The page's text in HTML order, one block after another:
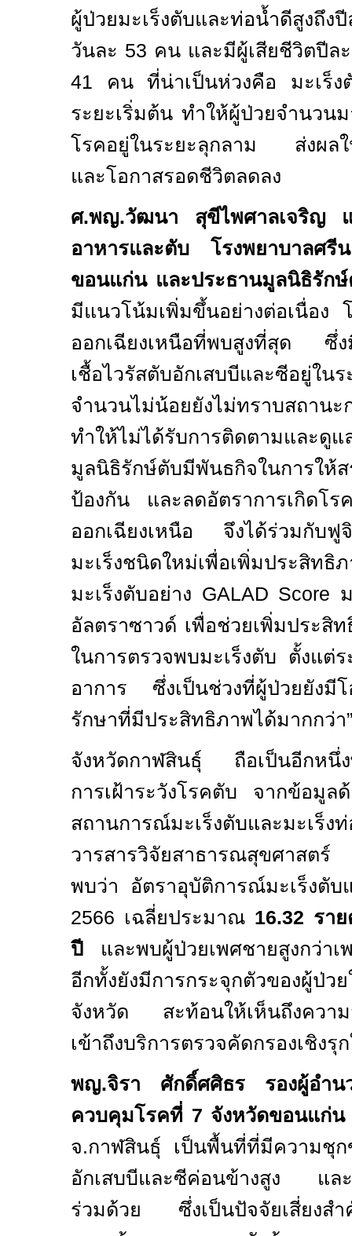
ผู้ป่วยมะเร็งตับและท่อน้ำดีสูงถึง
วันละ 53 คน และมีผู้เสียชีวิตปีล
41 คน ที่น่าเป็นห่วงคือ มะเร็ง
ระยะเริ่มต้น ทำให้ผู้ป่วยจำนวน
โรคอยู่ในระยะลุกลาม ส่งผลใ
และโอกาสรอดชีวิตลดลง
ศ.พญ.วัฒนา สุขีไพศาลเจริญ แ
อาหารและตับ โรงพยาบาลศ
ขอนแก่น และประธานมูลนิธิรัก
มีแนวโน้มเพิ่มขึ้นอย่างต่อเนื่อง
ออกเฉียงเหนือที่พบสูงที่สุด ซึ่ง
เชื้อไวรัสตับอักเสบบีและซีอยู่
จำนวนไม่น้อยยังไม่ทราบสถานะ
ทำให้ไม่ได้รับการติดตามและดูแ
มูลนิธิรักษ์ตับมีพันธกิจในการให้
ป้องกัน และลดอัตราการเกิดโร
ออกเฉียงเหนือ จึงได้ร่วมกับฟู
มะเร็งชนิดใหม่เพื่อเพิ่มประสิทธิ
มะเร็งตับอย่าง GALAD Score
อัลตราซาวด์ เพื่อช่วยเพิ่มประสิ
ในการตรวจพบมะเร็งตับ ตั้งแต่
อาการ ซึ่งเป็นช่วงที่ผู้ป่วยยังมีโ
รักษาที่มีประสิทธิภาพได้มากกว่า”
จังหวัดกาฬสินธุ์ ถือเป็นอีกหนึ่
การเฝ้าระวังโรคตับ จากข้อมูล
สถานการณ์มะเร็งตับและมะเ
วารสารวิจัยสาธารณสุขศาสต
พบว่า อัตราอุบัติการณ์มะเร็งตั
2566 เฉลี่ยประมาณ 16.32 รา
ปี
และพบผู้ป่วยเพศชายสูงกว่า
อีกทั้งยังมีการกระจุกตัวของผู้ป่ว
จังหวัด สะท้อนให้เห็นถึงความ
เข้าถึงบริการตรวจคัดกรองเชิง
พญ.จิรา ศักดิ์ศศิธร รองผู้อำนว
ควบคุมโรคที่ 7 จังหวัดขอนแก่น
จ.กาฬสินธุ์ เป็นพื้นที่ที่มีความชุก
อักเสบบีและซีค่อนข้างสูง และ
ร่วมด้วย ซึ่งเป็นปัจจัยเสี่ยงสำ